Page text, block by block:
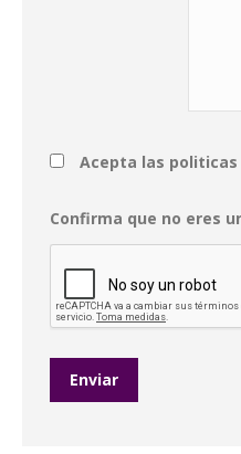
Acepta las politicas
Confirma que no eres